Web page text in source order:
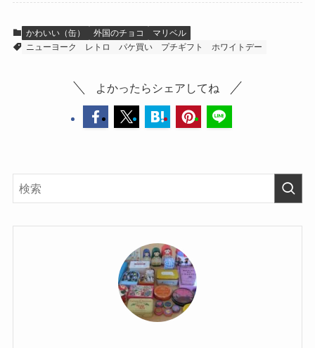
かわいい（缶） 外国のチョコ
マリベル
ニューヨーク
レトロ パケ買い プチギフト ホワイトデー
よかったらシェアしてね